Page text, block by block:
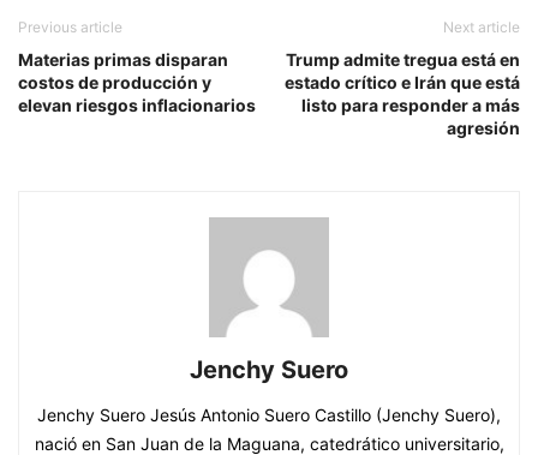
Previous article
Materias primas disparan
costos de producción y
elevan riesgos inflacionarios
Next article
Trump admite tregua está en
estado crítico e Irán que está
listo para responder a más
agresión
Jenchy Suero
Jenchy Suero Jesús Antonio Suero Castillo (Jenchy Suero),
nació en San Juan de la Maguana, catedrático universitario,